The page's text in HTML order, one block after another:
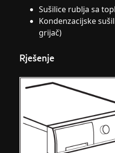
Sušilice rublja sa
Kondenzacijske
grijač)
Rješenje